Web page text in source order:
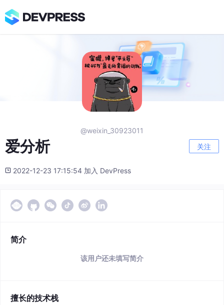
@weixin_30923011
爱分析 关注
2022-12-23 17:15:54 加入 DevPress
简介
该用户还未填写简介
擅长的技术栈